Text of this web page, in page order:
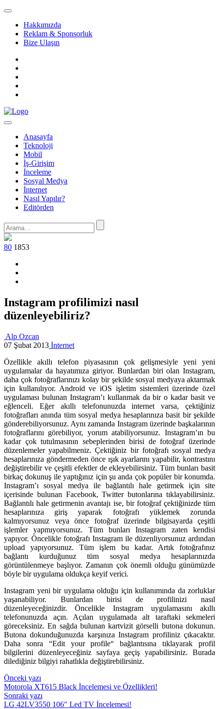
Hakkımızda
Reklam & Sponsorluk
Bize Ulaşın
Anasayfa
Teknoloji
Mobil
İş-Girişim
İnceleme
Sosyal Medya
İnternet
Nasıl Yapılır?
Editörden
80 1853
Instagram profilimizi nasıl
düzenleyebiliriz?
Alp Ozcan
07 Şubat 2013 İnternet
Özellikle akıllı telefon piyasasının çok gelişmesiyle yeni yeni
uygulamalar da hayatımıza giriyor. Bunlardan biri olan Instagram,
daha çok fotoğraflarınızı kolay bir şekilde sosyal medyaya aktarmak
için kullanılıyor. Android ve iOS işletim sistemleri üzerinde özel
uygulaması bulunan Instagram’ı kullanmak da bir o kadar basit ve
eğlenceli. Eğer akıllı telefonunuzda internet varsa, çektiğiniz
fotoğrafları anında tüm sosyal medya hesaplarınıza basit bir şekilde
gönderebiliyorsunuz. Aynı zamanda Instagram üzerinde başkalarının
fotoğraflarını görebiliyor, yorum atabiliyorsunuz. Instagram’ın bu
kadar çok tutulmasının sebeplerinden birisi de fotoğraf üzerinde
düzenlemeler yapabilmeniz. Çektiğiniz bir fotoğrafı sosyal medya
hesaplarınıza göndermeden önce ışık ayarlarını yapabilir, kontrastını
değiştirebilir ve çeşitli efektler de ekleyebilirsiniz. Tüm bunları basit
birkaç dokunuş ile yaptığınız için şu anda çok popüler bir konumda.
Instagram’ı sosyal medya ile bağlantılı hale getirmek için site
içerisinde bulunan Facebook, Twitter butonlarına tıklayabilirsiniz.
Bağlantılı hale getirmenin avantajı ise, bir fotoğraf çektiğinizde tüm
hesaplarınıza giriş yaparak fotoğrafı yüklemek zorunda
kalmıyorsunuz veya önce fotoğraf üzerinde bilgisayarda çeşitli
işlemler yapmıyorsunuz. Tüm bunları Instagram zaten kendisi
yapıyor. Öncelikle fotoğrafı Instagram ile düzenliyorsunuz ardından
upload yapıyorsunuz. Tüm işlem bu kadar. Artık fotoğrafınız
bağlantı kurduğunuz tüm sosyal medya hesaplarınızda
görüntülenmeye başlıyor. Zamanın çok önemli olduğu günümüzde
böyle bir uygulama oldukça keyif verici.
Instagram yeni bir uygulama olduğu için kullanımında da zorluklar
yaşanabiliyor. Bunlardan birisi de profilinizi nasıl
düzenleyeceğinizdir. Öncelikle Instagram uygulamasını akıllı
telefonunuzda açın. Açılan uygulamada alt taraftaki sekmeleri
göreceksiniz. En sağda bulunan kartvizit görselli butona dokunun.
Butona dokunduğunuzda karşınıza Instagram profiliniz çıkacaktır.
Daha sonra “Edit your profile“ bağlantısına tıklayarak profil
bilgilerini düzenleyeceğiniz sayfaya geçiş yapabilirsiniz. Burada
dilediğiniz bilgiyi rahatlıkla değiştirebilirsiniz.
Yazı
gezinmesi
Önceki yazı
Motorola XT615 Black İncelemesi ve Özellikleri!
Sonraki yazı
LG 42LV3550 106″ Led TV İncelemesi!